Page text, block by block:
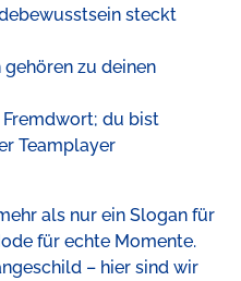
steckt
zu deinen
du bist
Teamplayer
als nur ein Slogan für
für echte Momente.
– hier sind wir